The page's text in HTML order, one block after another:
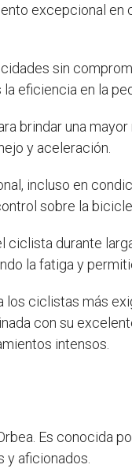
excepcional
sin
eficiencia en la
brindar una
y aceleración.
incluso en
sobre la
durante
la fatiga y
los ciclistas más
con su
intensos.
Es conocida
aficionados.